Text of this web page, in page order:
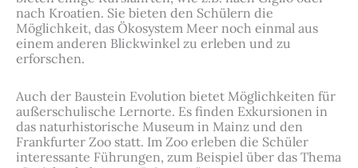
nach Kroatien. Sie bieten den Schülern die
Möglichkeit, das Ökosystem Meer noch einmal aus
einem anderen Blickwinkel zu erleben und zu
erforschen.
Auch der Baustein Evolution bietet Möglichkeiten für
außerschulische Lernorte. Es finden Exkursionen in
das naturhistorische Museum in Mainz und den
Frankfurter Zoo statt. Im Zoo erleben die Schüler
interessante Führungen, zum Beispiel über das Thema